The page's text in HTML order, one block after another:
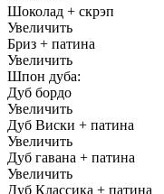
Шоколад + скрэп
Увеличить
Бриз + патина
Увеличить
Шпон дуба:
Дуб бордо
Увеличить
Дуб Виски + патина
Увеличить
Дуб гавана + патина
Увеличить
Дуб Классика + патина